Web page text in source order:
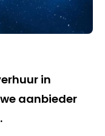
in
aanbieder